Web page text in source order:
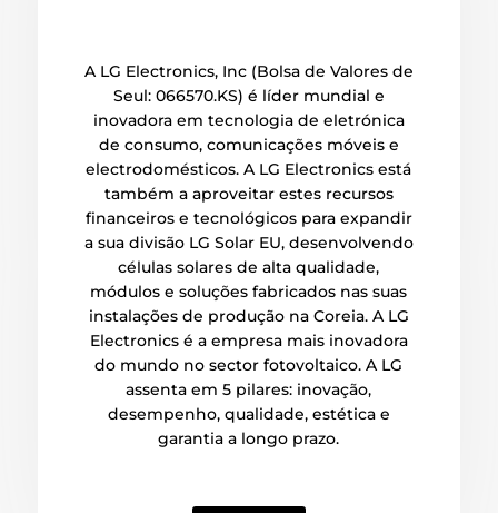
A LG Electronics, Inc (Bolsa de Valores de
Seul: 066570.KS) é líder mundial e
inovadora em tecnologia de eletrónica
de consumo, comunicações móveis e
electrodomésticos. A LG Electronics está
também a aproveitar estes recursos
financeiros e tecnológicos para expandir
a sua divisão LG Solar EU, desenvolvendo
células solares de alta qualidade,
módulos e soluções fabricados nas suas
instalações de produção na Coreia. A LG
Electronics é a empresa mais inovadora
do mundo no sector fotovoltaico. A LG
assenta em 5 pilares: inovação,
desempenho, qualidade, estética e
garantia a longo prazo.